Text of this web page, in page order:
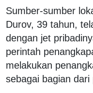
Sumber-sumber
Durov, 39 tahun,
dengan jet
perintah
melakukan
sebagai bagian dari